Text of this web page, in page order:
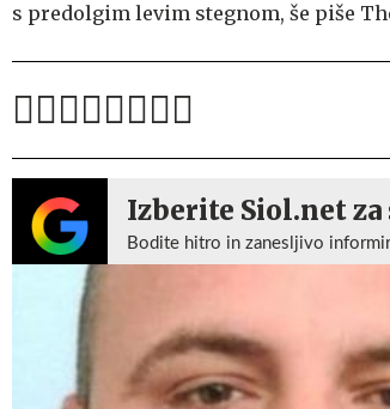
s predolgim levim stegnom, še piše
Izberite Siol.net
Bodite hitro in zanesljivo